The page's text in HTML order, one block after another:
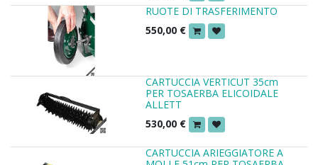
RUOTE DI TRASFERIMENTO
550,00 €
CARTUCCIA VERTICUT 35cm
PER TOSAERBA ELICOIDALE
ALLETT
530,00 €
CARTUCCIA ARIEGGIATORE A